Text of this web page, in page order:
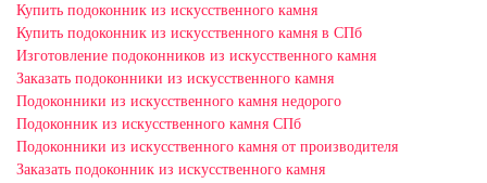
Купить подоконник из искусственного камня
Купить подоконник из искусственного камня в СПб
Изготовление подоконников из искусственного камня
Заказать подоконники из искусственного камня
Подоконники из искусственного камня недорого
Подоконник из искусственного камня СПб
Подоконники из искусственного камня от производителя
Заказать подоконник из искусственного камня